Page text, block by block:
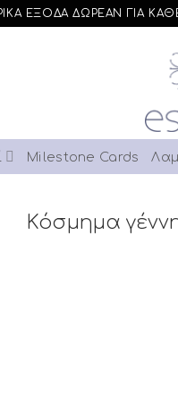
ΕΞΟΔΑ ΔΩΡΕΑΝ ΓΙΑ
Milestone Cards
Κόσμημα